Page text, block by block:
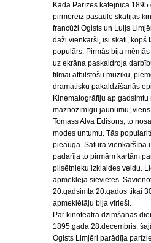
Kādā Parīzes kafejnīcā
pirmoreiz pasaulē skatījās
francūži Ogists un Luijs
daži vienkārši, īsi skati, kopš
populārs. Pirmās bija
uz ekrāna paskaidroja
filmai atbilstošu mūziku,
dramatisku pakaļdzīšanās
Kinematogrāfiju ap
maznozīmīgu jaunumu;
Tomass Alva Edisons, to
modes untumu. Tās
pieauga. Satura vienkāršība
padarīja to pirmām kartām
pilsētnieku izklaides veidu.
apmeklēja sievietes.
20.gadsimta 20.gados tikai
apmeklētāju bija vīrieši.
Par kinoteātra dzimšanas
1895.gada 28.decembris.
Ogists Limjēri parādīja